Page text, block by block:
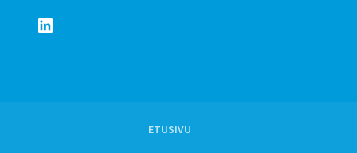
LinkedIn
ETUSIVU